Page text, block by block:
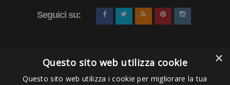
Seguici su:
×
Questo sito web utilizza cookie
Questo sito web utilizza i cookie per migliorare la tua